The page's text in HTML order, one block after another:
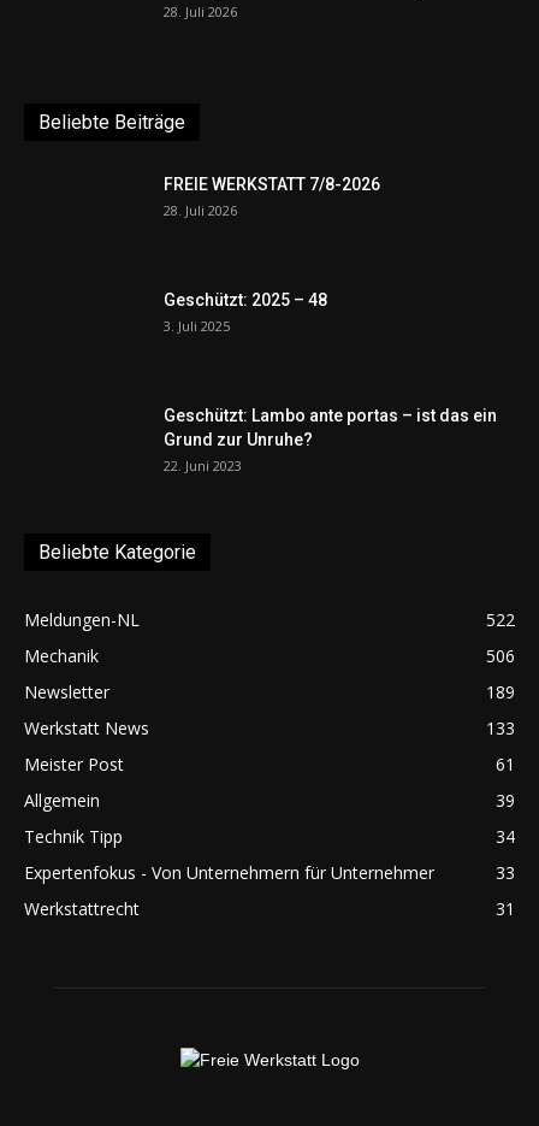
28. Juli 2026
Beliebte Beiträge
FREIE WERKSTATT 7/8-2026
28. Juli 2026
Geschützt: 2025 – 48
3. Juli 2025
Geschützt: Lambo ante portas – ist das ein
Grund zur Unruhe?
22. Juni 2023
Beliebte Kategorie
Meldungen-NL
522
Mechanik
506
Newsletter
189
Werkstatt News
133
Meister Post
61
Allgemein
39
Technik Tipp
34
Expertenfokus - Von Unternehmern für Unternehmer
33
Werkstattrecht
31